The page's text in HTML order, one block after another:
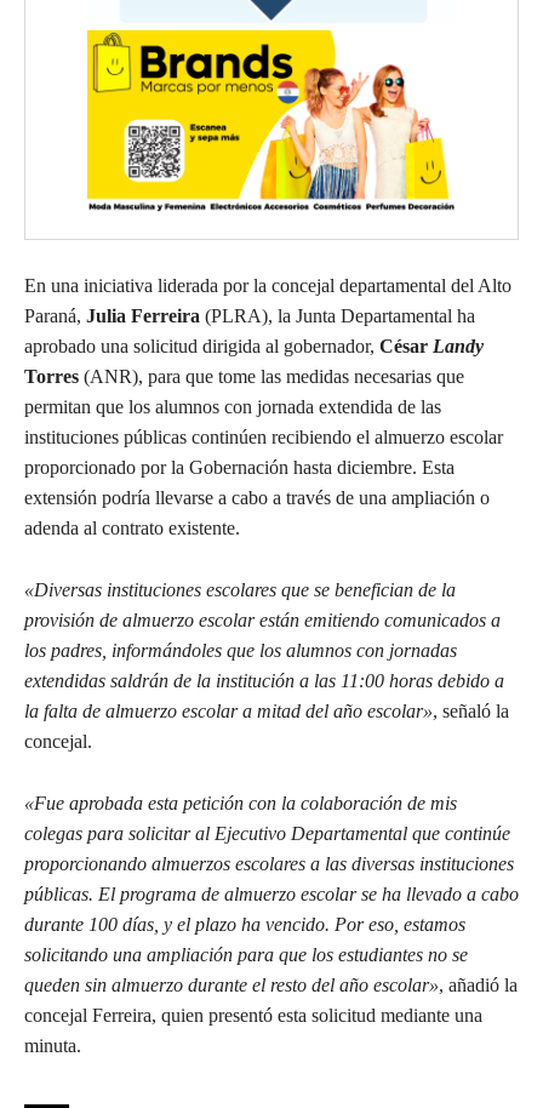
En una iniciativa liderada por la concejal departamental del Alto
Paraná, Julia Ferreira (PLRA), la Junta Departamental ha
aprobado una solicitud dirigida al gobernador, César Landy
Torres (ANR), para que tome las medidas necesarias que
permitan que los alumnos con jornada extendida de las
instituciones públicas continúen recibiendo el almuerzo escolar
proporcionado por la Gobernación hasta diciembre. Esta
extensión podría llevarse a cabo a través de una ampliación o
adenda al contrato existente.
«Diversas instituciones escolares que se benefician de la
provisión de almuerzo escolar están emitiendo comunicados a
los padres, informándoles que los alumnos con jornadas
extendidas saldrán de la institución a las 11:00 horas debido a
la falta de almuerzo escolar a mitad del año escolar», señaló la
concejal.
«Fue aprobada esta petición con la colaboración de mis
colegas para solicitar al Ejecutivo Departamental que continúe
proporcionando almuerzos escolares a las diversas instituciones
públicas. El programa de almuerzo escolar se ha llevado a cabo
durante 100 días, y el plazo ha vencido. Por eso, estamos
solicitando una ampliación para que los estudiantes no se
queden sin almuerzo durante el resto del año escolar», añadió la
concejal Ferreira, quien presentó esta solicitud mediante una
minuta.